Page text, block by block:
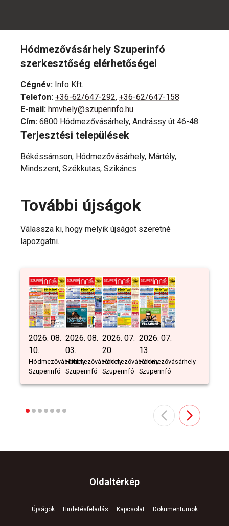
Hódmezővásárhely Szuperinfó
szerkesztőség elérhetőségei
Cégnév: Info Kft.
Telefon: +36-62/647-292, +36-62/647-158
E-mail: hmvhely@szuperinfo.hu
Cím: 6800 Hódmezővásárhely, Andrássy út 46-48.
Terjesztési települések
Békéssámson, Hódmezővásárhely, Mártély,
Mindszent, Székkutas, Szikáncs
További újságok
Válassza ki, hogy melyik újságot szeretné
lapozgatni.
2026. 08.
10.
Hódmezővásárhely
Szuperinfó
2026. 08.
03.
Hódmezővásárhely
Szuperinfó
2026. 07.
20.
Hódmezővásárhely
Szuperinfó
2026. 07.
13.
Hódmezővásárhely
Szuperinfó
Oldaltérkép
Újságok Hirdetésfeladás Kapcsolat Dokumentumok